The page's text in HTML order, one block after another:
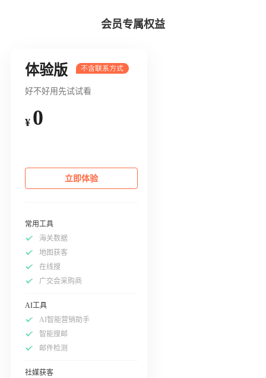
会员专属权益
体验版
好不好用先试试看
¥ 0
立即体验
常用工具
海关数据
地图获客
在线搜
广交会采购商
AI工具
AI智能营销助手
智能搜邮
邮件检测
社媒获客